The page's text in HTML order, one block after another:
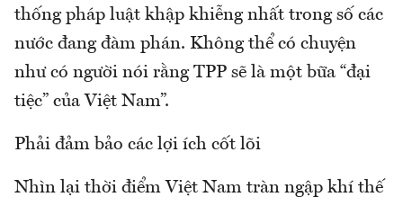
thống pháp luật khập khiễng nhất trong số các
nước đang đàm phán. Không thể có chuyện
như có người nói rằng TPP sẽ là một bữa “đại
tiệc” của Việt Nam”.
Phải đảm bảo các lợi ích cốt lõi
Nhìn lại thời điểm Việt Nam tràn ngập khí thế